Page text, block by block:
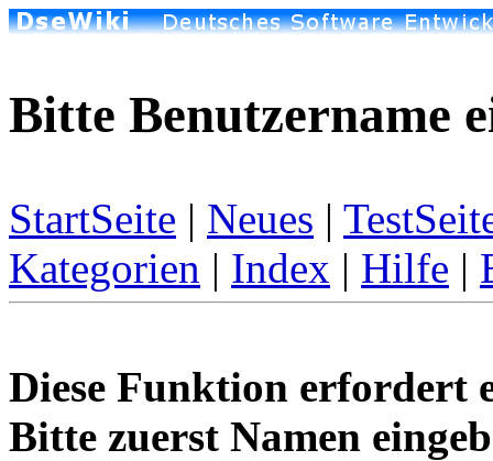
Bitte Benutzername
StartSeite | Neues |
Kategorien | Index | Hilfe |
Diese Funktion erfordert
Bitte zuerst Namen